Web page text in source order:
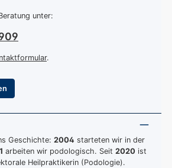
unter:
.
Geschichte: 2004 starteten wir in der
arbeiten wir podologisch. Seit 2020 ist
Heilpraktikerin (Podologie).